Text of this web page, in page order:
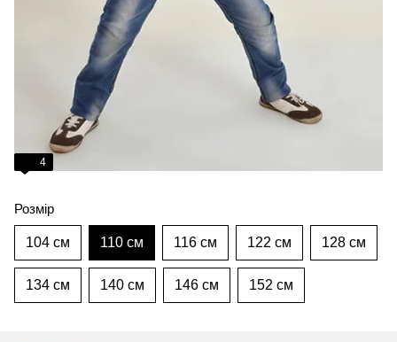
4
Розмір
104 см 110 см 116 см 122 см 128 см
134 см 140 см 146 см 152 см